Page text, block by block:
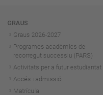
Navegació
GRAUS
Graus 2026-2027
Programes acadèmics de
recorregut successiu (PARS)
Activitats per a futur estudiantat
Accés i admissió
Matrícula